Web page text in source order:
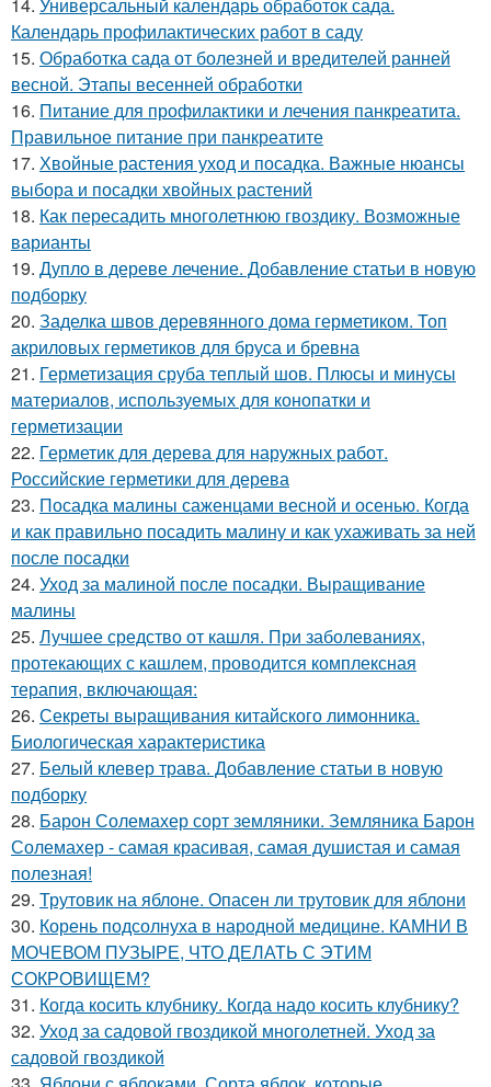
Календарь профилактических работ в саду
15. Обработка сада от болезней и вредителей ранней
весной. Этапы весенней обработки
16. Питание для профилактики и лечения панкреатита.
Правильное питание при панкреатите
17. Хвойные растения уход и посадка. Важные нюансы
выбора и посадки хвойных растений
18. Как пересадить многолетнюю гвоздику. Возможные
варианты
19. Дупло в дереве лечение. Добавление статьи в новую
подборку
20. Заделка швов деревянного дома герметиком. Топ
акриловых герметиков для бруса и бревна
21. Герметизация сруба теплый шов. Плюсы и минусы
материалов, используемых для конопатки и
герметизации
22. Герметик для дерева для наружных работ.
Российские герметики для дерева
23. Посадка малины саженцами весной и осенью. Когда
и как правильно посадить малину и как ухаживать за ней
после посадки
24. Уход за малиной после посадки. Выращивание
малины
25. Лучшее средство от кашля. При заболеваниях,
протекающих с кашлем, проводится комплексная
терапия, включающая:
26. Секреты выращивания китайского лимонника.
Биологическая характеристика
27. Белый клевер трава. Добавление статьи в новую
подборку
28. Барон Солемахер сорт земляники. Земляника Барон
Солемахер - самая красивая, самая душистая и самая
полезная!
29. Трутовик на яблоне. Опасен ли трутовик для яблони
30. Корень подсолнуха в народной медицине. КАМНИ В
МОЧЕВОМ ПУЗЫРЕ, ЧТО ДЕЛАТЬ С ЭТИМ
СОКРОВИЩЕМ?
31. Когда косить клубнику. Когда надо косить клубнику?
32. Уход за садовой гвоздикой многолетней. Уход за
садовой гвоздикой